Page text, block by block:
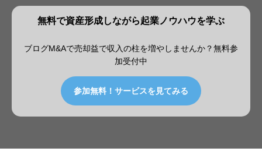
無料で資産形成しながら起業ノウハウを学ぶ
ブログM&Aで売却益で収入の柱を増やしませんか？無料参
加受付中
参加無料！サービスを見てみる